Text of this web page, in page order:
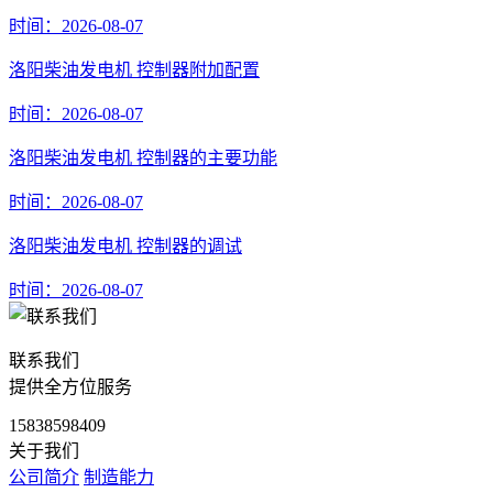
时间：2026-08-07
洛阳柴油发电机 控制器附加配置
时间：2026-08-07
洛阳柴油发电机 控制器的主要功能
时间：2026-08-07
洛阳柴油发电机 控制器的调试
时间：2026-08-07
联系我们
提供全方位服务
15838598409
关于我们
公司简介 制造能力